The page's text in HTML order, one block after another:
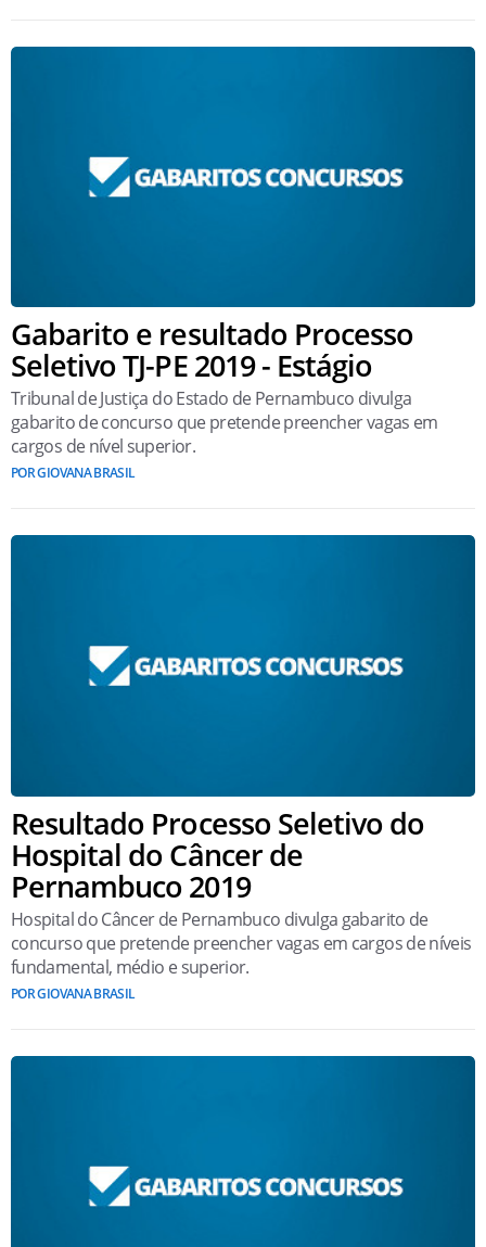
Gabarito e resultado Processo
Seletivo TJ-PE 2019 - Estágio
Tribunal de Justiça do Estado de Pernambuco divulga
gabarito de concurso que pretende preencher vagas em
cargos de nível superior.
POR GIOVANA BRASIL
Resultado Processo Seletivo do
Hospital do Câncer de
Pernambuco 2019
Hospital do Câncer de Pernambuco divulga gabarito de
concurso que pretende preencher vagas em cargos de níveis
fundamental, médio e superior.
POR GIOVANA BRASIL